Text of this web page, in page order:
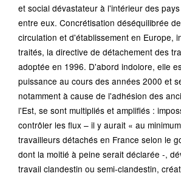
et social dévastateur à l'intérieur des
entre eux. Concrétisation déséquilibrée
circulation et d'établissement en Europe,
traités, la directive de détachement des
adoptée en 1996. D'abord indolore, elle
puissance au cours des années 2000 et
notamment à cause de l'adhésion des
l'Est, se sont multipliés et amplifiés :
contrôler les flux – il y aurait « au
travailleurs détachés en France selon le
dont la moitié à peine serait déclarée -,
travail clandestin ou semi-clandestin,